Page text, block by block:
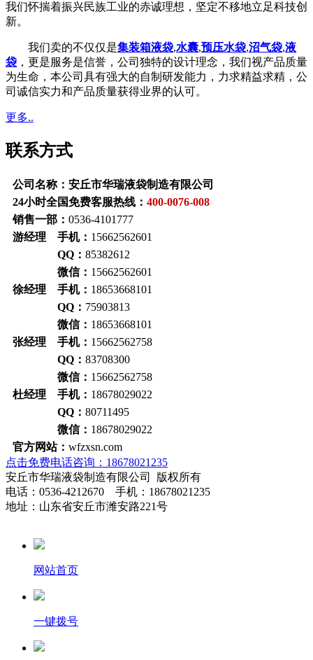
我们怀揣着振兴民族工业的赤诚理想，坚定不移地立足科技创
新。
我们卖的不仅仅是集装箱液袋,水囊,预压水袋,沼气袋,液
袋 ，更是服务是信誉，公司独特的设计理念，我们视产品质量
为生命，本公司具有强大的自制研发能力，力求精益求精，公
司诚信实力和产品质量获得业界的认可。
更多..
联系方式
公司名称：安丘市华瑞液袋制造有限公司
24小时全国免费客服热线： 400-0076-008
销售一部： 0536-4101777
游经理 手机： 15662562601
QQ： 85382612
微信： 15662562601
徐经理 手机： 18653668101
QQ： 75903813
微信： 18653668101
张经理 手机： 15662562758
QQ： 83708300
微信： 15662562758
杜经理 手机： 18678029022
QQ： 80711495
微信： 18678029022
官方网站： wfzxsn.com
点击免费电话咨询：18678021235
安丘市华瑞液袋制造有限公司 版权所有
电话：0536-4212670 手机：18678021235
地址：山东省安丘市潍安路221号
网站首页
一键拨号